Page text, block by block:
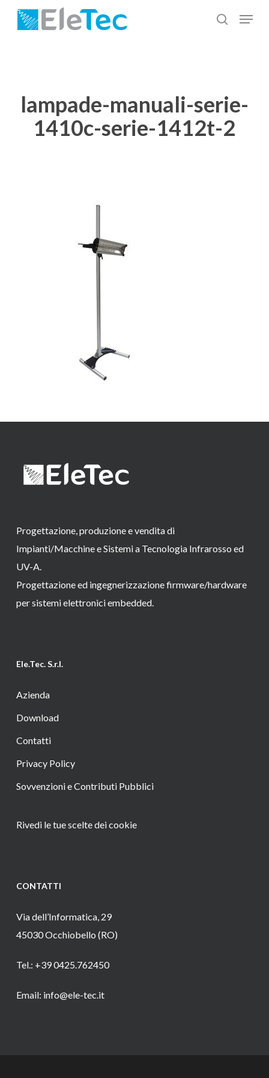
Salta
cerca
Menu
lampade-manuali-serie-
1410c-serie-1412t-2
Progettazione, produzione e vendita di
Impianti/Macchine e Sistemi a Tecnologia Infrarosso ed
UV-A.
Progettazione ed ingegnerizzazione firmware/hardware
per sistemi elettronici embedded.
Ele.Tec. S.r.l.
Azienda
Download
Contatti
Privacy Policy
Sovvenzioni e Contributi Pubblici
Rivedi le tue scelte dei cookie
CONTATTI
Via dell’Informatica, 29
45030 Occhiobello (RO)
Tel.: +39 0425.762450
Email: info@ele-tec.it